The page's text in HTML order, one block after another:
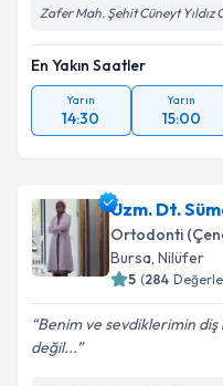
Zafer Mah. Şehit Cüneyt Yıldız
En Yakın Saatler
Yarın
14:30
Yarın
15:00
Uzm. Dt.
Ortodonti
Bursa, Nilüfer
5 (284
Benim ve sevdiklerimin
değil...